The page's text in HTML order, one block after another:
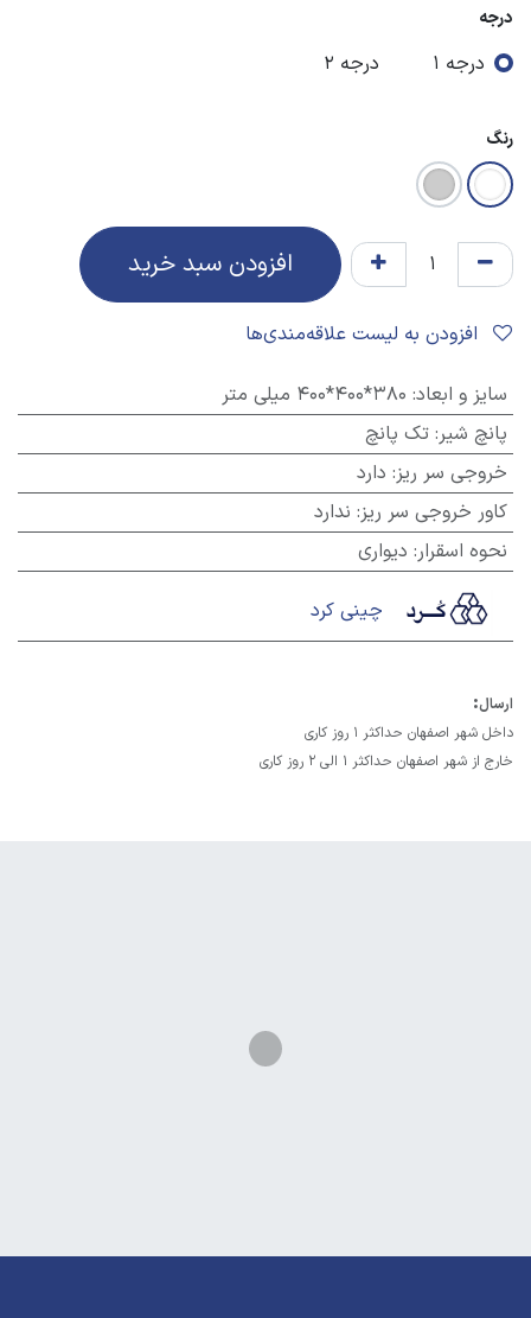
درجه
درجه 1 درجه 2
رنگ
افزودن سبد خرید
سایز و ابعاد: 380*400*400 میلی متر
پانچ شیر: تک پانچ
خروجی سر ریز: دارد
کاور خروجی سر ریز: ندارد
نحوه اسقرار: دیواری
چینی کرد
ارسال:
داخل شهر اصفهان حداکثر 1 روز کاری
خارج از شهر اصفهان حداکثر 1 الی 2 روز کاری